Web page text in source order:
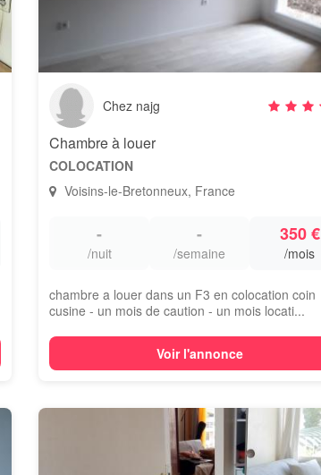
Chez najg
Chambre à louer
COLOCATION
Voisins-le-Bretonneux, France
-
/nuit
-
/semaine
350 €
/mois
chambre a louer dans un F3 en colocation coin
cusine - un mois de caution - un mois locati...
Voir l'annonce